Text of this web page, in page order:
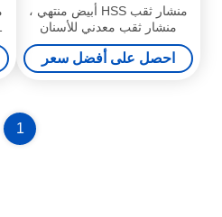
منشار ثقب HSS أبيض منتهي ،
منشار ثقب معدني للأسنان
المخدد
احصل على أفضل سعر
1